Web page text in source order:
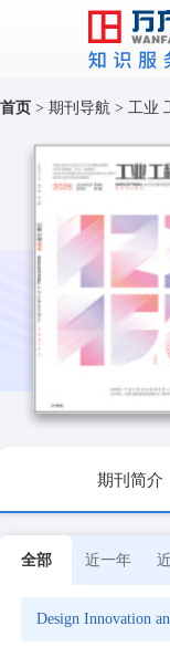
首页 > 期刊导航 > 工业
期刊简介
全部 近一年
Design Innovation